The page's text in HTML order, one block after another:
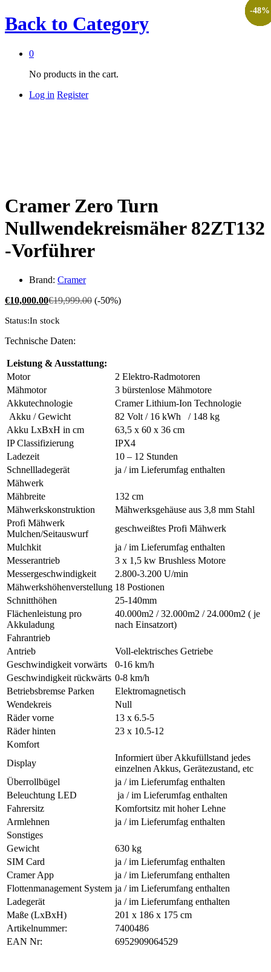
Back to Category
0
No products in the cart.
Log in Register
Cramer Zero Turn
Nullwendekreismäher 82ZT132
-Vorführer
Brand: Cramer
€10,000.00€19,999.00 (-50%)
Status:In stock
Technische Daten:
Leistung & Ausstattung:
Motor
2 Elektro-Radmotoren
Mähmotor
3 bürstenlose Mähmotore
Akkutechnologie
Cramer Lithium-Ion Technologie
Akku / Gewicht
82 Volt / 16 kWh / 148 kg
Akku LxBxH in cm
63,5 x 60 x 36 cm
IP Classifizierung
IPX4
Ladezeit
10 – 12 Stunden
Schnellladegerät
ja / im Lieferumfag enthalten
Mähwerk
Mähbreite
132 cm
Mähwerkskonstruktion
Mähwerksgehäuse aus 3,8 mm Stahl
Profi Mähwerk
Mulchen/Seitauswurf
geschweißtes Profi Mähwerk
Mulchkit
ja / im Lieferumfag enthalten
Messerantrieb
3 x 1,5 kw Brushless Motore
Messergeschwindigkeit
2.800-3.200 U/min
Mähwerkshöhenverstellung 18 Postionen
Schnitthöhen
25-140mm
Flächenleistung pro
Akkuladung
40.000m2 / 32.000m2 / 24.000m2 ( je
nach Einsatzort)
Fahrantrieb
Antrieb
Voll-elektrisches Getriebe
Geschwindigkeit vorwärts
0-16 km/h
Geschwindigkeit rückwärts 0-8 km/h
Betriebsbremse Parken
Elektromagnetisch
Wendekreis
Null
Räder vorne
13 x 6.5-5
Räder hinten
23 x 10.5-12
Komfort
Display
Informiert über Akkufüllstand jedes
einzelnen Akkus, Gerätezustand, etc
Überrollbügel
ja / im Lieferumfag enthalten
Beleuchtung LED
ja / im Lieferumfag enthalten
Fahrersitz
Komfortsitz mit hoher Lehne
Armlehnen
ja / im Lieferumfag enthalten
Sonstiges
Gewicht
630 kg
SIM Card
ja / im Lieferumfag enthalten
Cramer App
ja / im Lieferumfang enthalten
Flottenmanagement System ja / im Lieferumfang enthalten
Ladegerät
ja / im Lieferumfang enthalten
Maße (LxBxH)
201 x 186 x 175 cm
Artikelnummer:
7400486
EAN Nr:
6952909064529
-44%
-43%
-45%
-26%
-45%
-48%